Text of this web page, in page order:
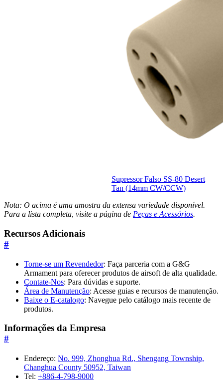
Supressor Falso SS-80 Desert
Tan (14mm CW/CCW)
Nota: O acima é uma amostra da extensa variedade disponível.
Para a lista completa, visite a página de Peças e Acessórios.
Recursos Adicionais
#
Torne-se um Revendedor: Faça parceria com a G&G
Armament para oferecer produtos de airsoft de alta qualidade.
Contate-Nos: Para dúvidas e suporte.
Área de Manutenção: Acesse guias e recursos de manutenção.
Baixe o E-catalogo: Navegue pelo catálogo mais recente de
produtos.
Informações da Empresa
#
Endereço: No. 999, Zhonghua Rd., Shengang Township,
Changhua County 50952, Taiwan
Tel: +886-4-798-9000